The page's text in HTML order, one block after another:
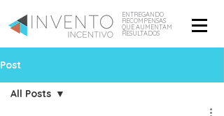
ENTREGANDO
RECOMPENSAS
QUE AUMENTAM
RESULTADOS
Post
All Posts